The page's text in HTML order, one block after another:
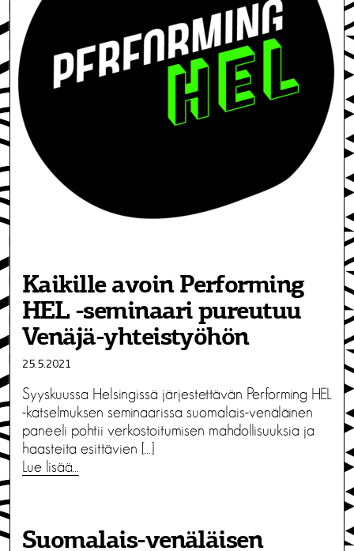
Kaikille avoin Performing
HEL -seminaari pureutuu
Venäjä-yhteistyöhön
25.5.2021
Syyskuussa Helsingissä järjestettävän Performing HEL
-katselmuksen seminaarissa suomalais-venäläinen
paneeli pohtii verkostoitumisen mahdollisuuksia ja
haasteita esittävien […]
Lue lisää…
Suomalais-venäläisen